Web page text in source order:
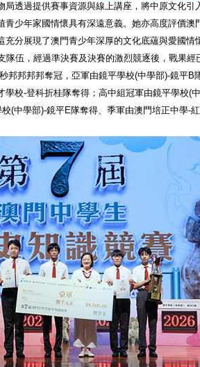
局透過提供賽事資源與線上講座，將中原文化引
青少年家國情懷具有深遠意義。她亦高度評價澳
分展現了澳門青少年深厚的文化底蘊與愛國情
隊伍，經過準決賽及決賽的激烈競逐後，戰果經
邦邦邦邦奪冠，亞軍由鏡平學校(中學部)-鏡平B
學校-登科折桂隊奪得；高中組冠軍由鏡平學校(
(中學部)-鏡平E隊奪得、季軍由澳門培正中學-